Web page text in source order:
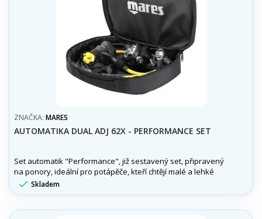
ZNAČKA: MARES
AUTOMATIKA DUAL ADJ 62X - PERFORMANCE SET
Set automatik "Performance", již sestavený set, připravený
na ponory, ideální pro potápěče, kteří chtějí malé a lehké
automatiky, optimální na cesty, s možností nastavitelného
komfortu dýchání, vhodné i pro náročné ponory.
 Skladem